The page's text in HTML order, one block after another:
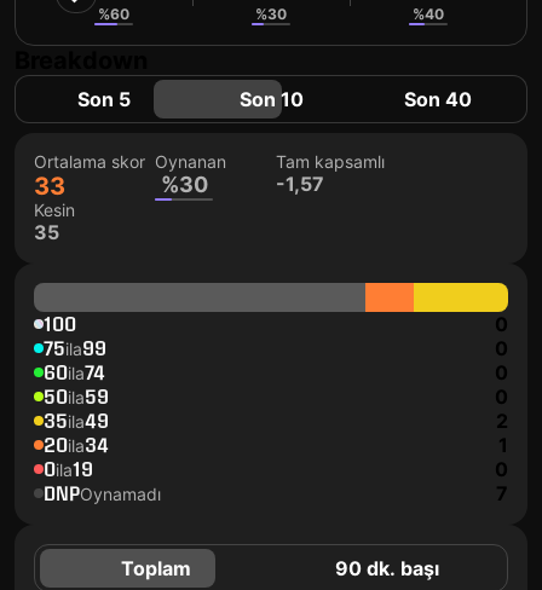
%60 %30 %40
Son 5 Son 10 Son 40
Ortalama skor
33
Oynanan
%30
Tam kapsamlı
-1,57
Kesin
35
100 0
75ila99 0
60ila74 0
50ila59 0
35ila49 2
20ila34 1
0ila19 0
DNPOynamadı 7
Toplam 90 dk. başı